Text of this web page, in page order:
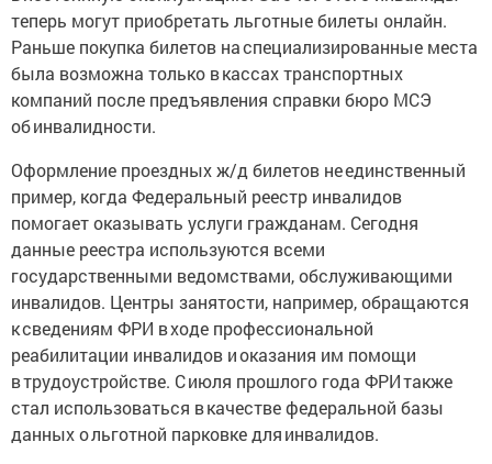
теперь могут приобретать льготные билеты онлайн.
Раньше покупка билетов на специализированные места
была возможна только в кассах транспортных
компаний после предъявления справки бюро МСЭ
об инвалидности.
Оформление проездных ж/д билетов не единственный
пример, когда Федеральный реестр инвалидов
помогает оказывать услуги гражданам. Сегодня
данные реестра используются всеми
государственными ведомствами, обслуживающими
инвалидов. Центры занятости, например, обращаются
к сведениям ФРИ в ходе профессиональной
реабилитации инвалидов и оказания им помощи
в трудоустройстве. С июля прошлого года ФРИ также
стал использоваться в качестве федеральной базы
данных о льготной парковке для инвалидов.